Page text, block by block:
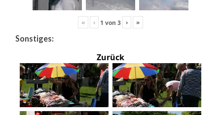
« ‹ 1 von 3 › »
Sonstiges:
Zurück